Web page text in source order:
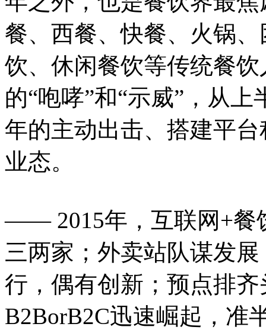
餐、西餐、快餐、火锅
饮、休闲餐饮等传统餐
的“咆哮”和“示威”，从
年的主动出击、搭建平
业态。
—— 2015年，互联网+餐
三两家；外卖站队谋发
行，偶有创新；预点排
B2BorB2C迅速崛起，准